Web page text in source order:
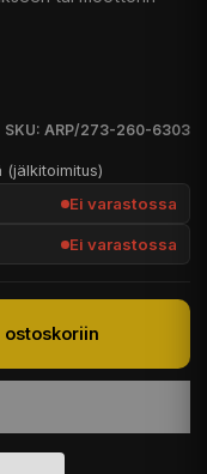
SKU: ARP/273-260-6303
(jälkitoimitus)
Ei varastossa
Ei varastossa
ostoskoriin